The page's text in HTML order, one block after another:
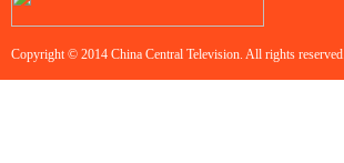
Copyright © 2014 China Central Television. All rights reserved.